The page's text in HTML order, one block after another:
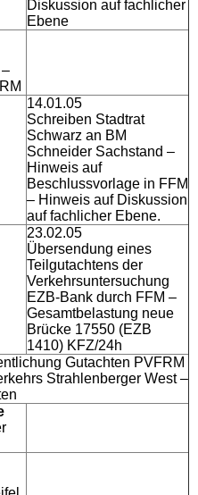
Diskussion auf fachlicher
Ebene
14.01.05
Schreiben Stadtrat
Schwarz an BM
Schneider Sachstand –
Hinweis auf
Beschlussvorlage in FFM
– Hinweis auf Diskussion
auf fachlicher Ebene.
23.02.05
Übersendung eines
Teilgutachtens der
Verkehrsuntersuchung
EZB-Bank durch FFM –
Gesamtbelastung neue
Brücke 17550 (EZB
1410) KFZ/24h
Gutachten PVFRM
Strahlenberger West –